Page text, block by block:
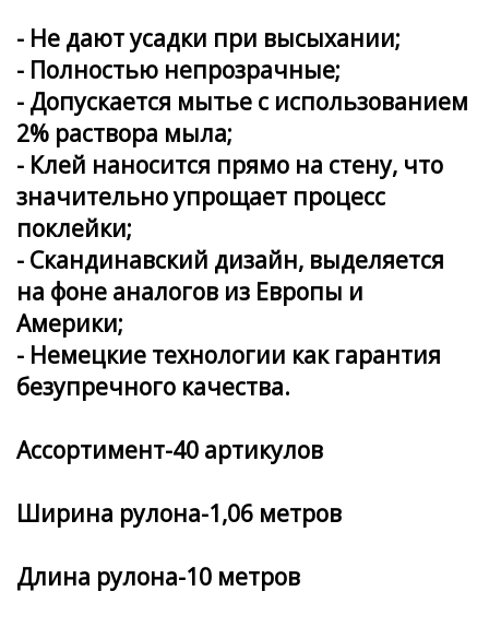
- Не дают усадки при высыхании;
- Полностью непрозрачные;
- Допускается мытье с использованием
2% раствора мыла;
- Клей наносится прямо на стену, что
значительно упрощает процесс
поклейки;
- Скандинавский дизайн, выделяется
на фоне аналогов из Европы и
Америки;
- Немецкие технологии как гарантия
безупречного качества.
Ассортимент-40 артикулов
Ширина рулона-1,06 метров
Длина рулона-10 метров